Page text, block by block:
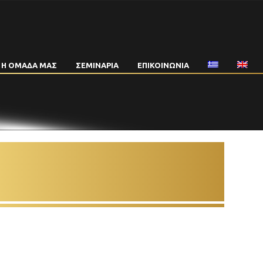
Η ΟΜΑΔΑ ΜΑΣ ΣΕΜΙΝΑΡΙΑ ΕΠΙΚΟΙΝΩΝΙΑ